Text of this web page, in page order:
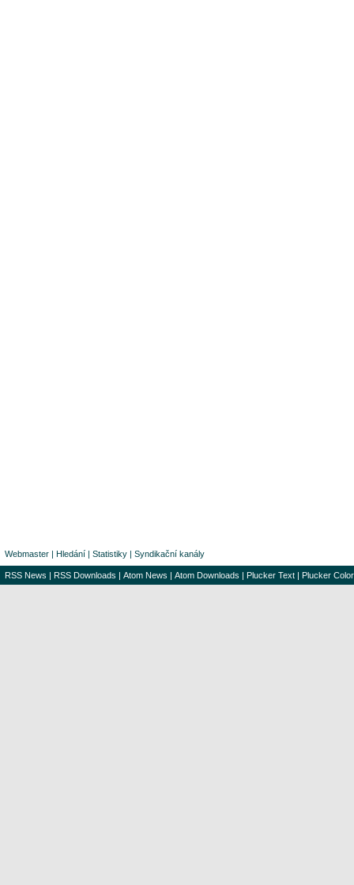
Webmaster | Hledání | Statistiky | Syndikační kanály
RSS News | RSS Downloads | Atom News | Atom Downloads | Plucker Text | Plucker Color